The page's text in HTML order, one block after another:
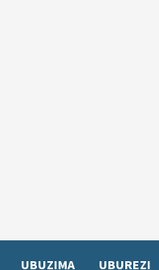
UBUZIMA UBUREZI